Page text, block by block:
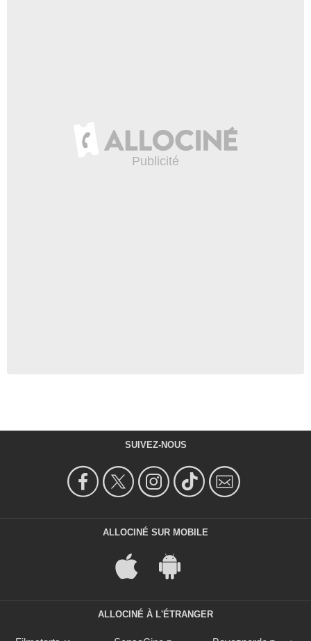
SUIVEZ-NOUS
ALLOCINÉ SUR MOBILE
ALLOCINÉ À L'ÉTRANGER